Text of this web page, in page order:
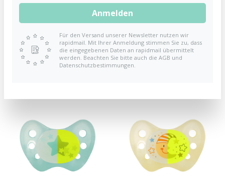
Schnuller NIGHT Stern
Pink
DENTISTAR
Schnuller NIGHT Stern
blau
DENTISTAR
Anmelden
Für den Versand unserer Newsletter nutzen wir
rapidmail. Mit Ihrer Anmeldung stimmen Sie zu, dass
die eingegebenen Daten an rapidmail übermittelt
werden. Beachten Sie bitte auch die AGB und
Datenschutzbestimmungen.